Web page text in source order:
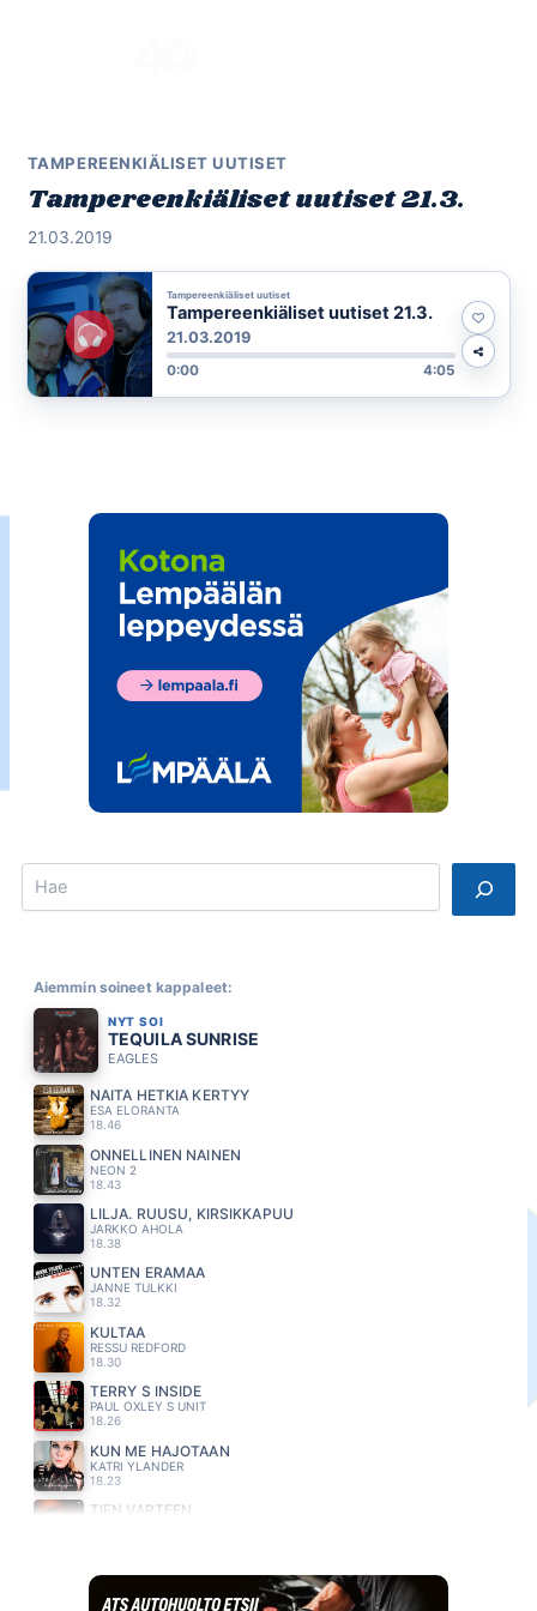
TAMPEREENKIÄLISET UUTISET
Tampereenkiäliset uutiset 21.3.
21.03.2019
Tampereenkiäliset uutiset
Tampereenkiäliset uutiset 21.3.
21.03.2019
0:00 4:05
Search
Aiemmin soineet kappaleet:
NYT SOI
TEQUILA SUNRISE
EAGLES
NÄITÄ HETKIÄ KERTYY
ESA ELORANTA
18.46
ONNELLINEN NAINEN
NEON 2
18.43
LILJA. RUUSU, KIRSIKKAPUU
JARKKO AHOLA
18.38
UNTEN ERAMAA
JANNE TULKKI
18.32
KULTAA
RESSU REDFORD
18.30
TERRY S INSIDE
PAUL OXLEY S UNIT
18.26
KUN ME HAJOTAAN
KATRI YLANDER
18.23
TIEN VARTEEN
OLAVI UUSIVIRTA
18.13